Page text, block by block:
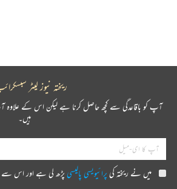
ریختہ نیوز لیٹر
آپ کو باقاعدگی سے کچھ حاصل کرنا ہے لیکن اس کے علاوہ
ہیں۔
میں نے ریختہ کی پرائیویسی پالیسی پڑھ لی ہے اور اس سے